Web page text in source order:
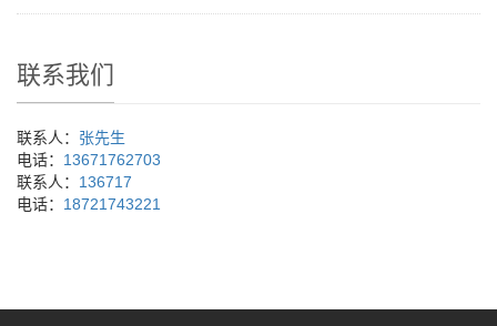
联系我们
联系人： 张先生
电话： 13671762703
联系人： 136717
电话： 18721743221